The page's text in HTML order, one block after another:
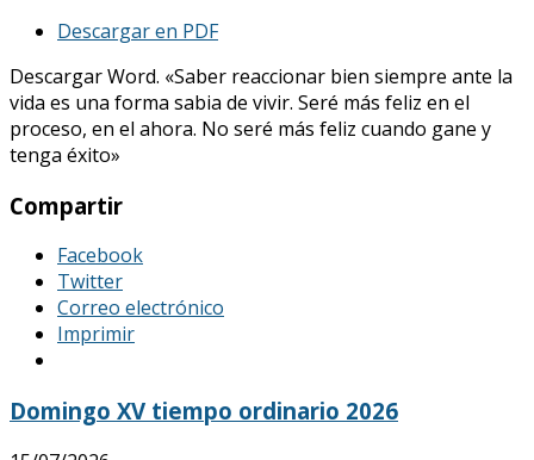
Descargar en PDF
Descargar Word. «Saber reaccionar bien siempre ante la
vida es una forma sabia de vivir. Seré más feliz en el
proceso, en el ahora. No seré más feliz cuando gane y
tenga éxito»
Compartir
Facebook
Twitter
Correo electrónico
Imprimir
Domingo XV tiempo ordinario 2026